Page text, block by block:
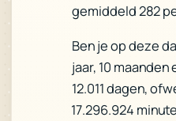
gemiddeld 282
Ben je op deze
jaar, 10
12.011 dagen,
17.296.924